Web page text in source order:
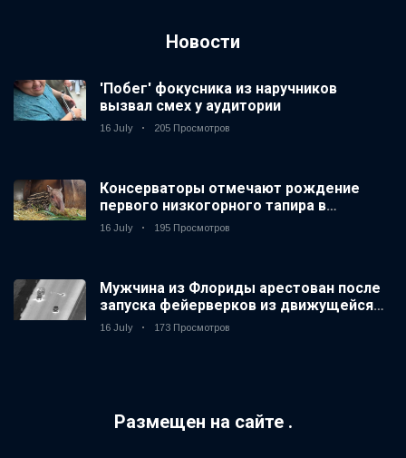
Новости
'Побег' фокусника из наручников
вызвал смех у аудитории
16 July 205 Просмотров
Консерваторы отмечают рождение
первого низкогорного тапира в
зоопарке Великобритании за 14 лет
16 July 195 Просмотров
Мужчина из Флориды арестован после
запуска фейерверков из движущейся
машины
16 July 173 Просмотров
Размещен на сайте .